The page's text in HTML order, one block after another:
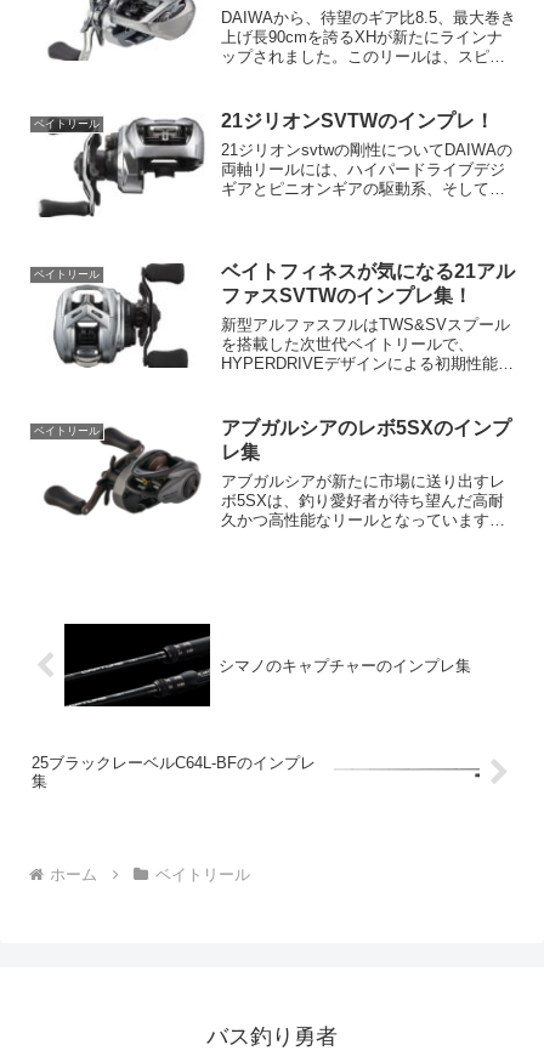
DAIWAから、待望のギア比8.5、最大巻き
上げ長90cmを誇るXHが新たにラインナ
ップされました。このリールは、スピー
率なバスへのアプローチを可能としてい
ます。しかし...
ベイトリール 21ジリオンSVTWのインプレ！
21ジリオンsvtwの剛性についてDAIWAの
両軸リールには、ハイパードライブデジ
ギアとピニオンギアの駆動系、そしてハ
ことで、快適...
ベイトリール
ベイトフィネスが気になる21アル
ファスSVTWのインプレ集！
新型アルファスフルはTWS&SVスプール
を搭載した次世代ベイトリールで、
HYPERDRIVEデザインによる初期性能の
り、強度UPと回転フィーリングU...
ベイトリール
アブガルシアのレボ5SXのインプ
レ集
アブガルシアが新たに市場に送り出すレ
ボ5SXは、釣り愛好者が待ち望んだ高耐
久かつ高性能なリールとなっています。
シマノのキャプチャーのインプレ集
25ブラックレーベルC64L-BFのインプレ
集
ホーム ベイトリール
バス釣り勇者